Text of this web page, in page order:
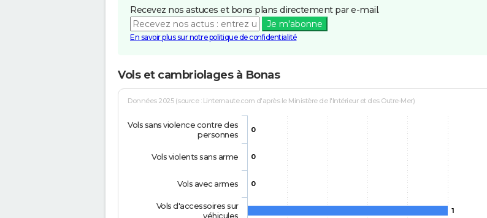
Recevez nos astuces et bons plans directement par e-mail.
Je m'abonne
En savoir plus sur notre politique de confidentialité
Vols et cambriolages à Bonas
Données 2025 (source : Linternaute.com d'après le Ministère de l'Intérieur et des Outre-Mer)
0
0
0
1
Vols sans violence contre des
personnes
Vols violents sans arme
Vols avec armes
Vols d'accessoires sur
véhicules